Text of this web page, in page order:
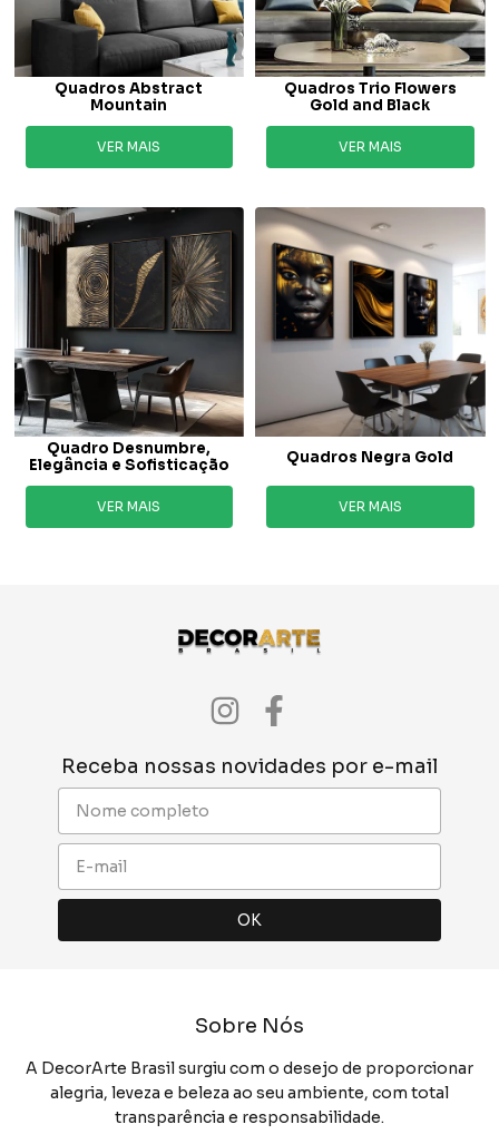
Quadros Abstract
Mountain
VER MAIS
Quadros Trio Flowers
Gold and Black
VER MAIS
Quadro Desnumbre,
Elegância e Sofisticação
VER MAIS
Quadros Negra Gold
VER MAIS
Receba nossas novidades por e-mail
Sobre Nós
A DecorArte Brasil surgiu com o desejo de proporcionar
alegria, leveza e beleza ao seu ambiente, com total
transparência e responsabilidade.